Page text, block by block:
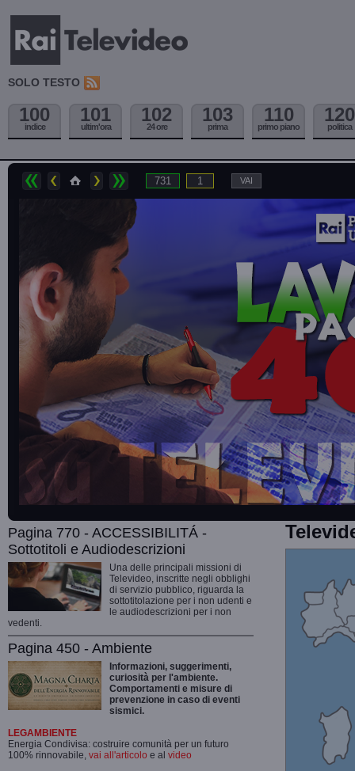
SOLO TESTO
100
indice
101
ultim'ora
102
24 ore
103
prima
110
primo piano
120
politica
Pagina 770 - ACCESSIBILITÁ -
Sottotitoli e Audiodescrizioni
Una delle principali missioni di
Televideo, inscritte negli obblighi
di servizio pubblico, riguarda la
sottotitolazione per i non udenti e
le audiodescrizioni per i non
vedenti.
Pagina 450 - Ambiente
Informazioni, suggerimenti,
curiosità per l'ambiente.
Comportamenti e misure di
prevenzione in caso di eventi
sismici.
LEGAMBIENTE
Energia Condivisa: costruire comunità per un futuro
100% rinnovabile, vai all'articolo e al video